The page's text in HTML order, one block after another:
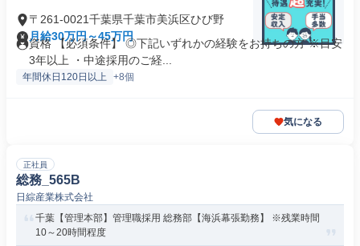
〒261-0021千葉県千葉市美浜区ひび野
月給30万円～45万円
資格 【必須条件】 ◎下記いずれかの経験をお持ちの方 ※目安
3年以上 ・中途採用のご経...
年間休日120日以上 +8個
気になる
正社員
総務_565B
日綜産業株式会社
千葉【管理本部】管理職採用 総務部【海浜幕張勤務】 ※残業時間
10～20時間程度